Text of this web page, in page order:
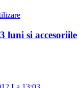
luni si accesoriile